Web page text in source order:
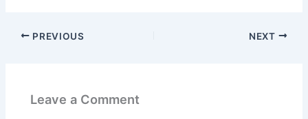
PREVIOUS NEXT
Leave a Comment